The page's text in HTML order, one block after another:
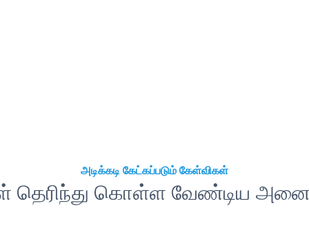
அடிக்கடி கேட்கப்படும் கேள்விகள்
தெரிந்து கொள்ள வேண்டிய